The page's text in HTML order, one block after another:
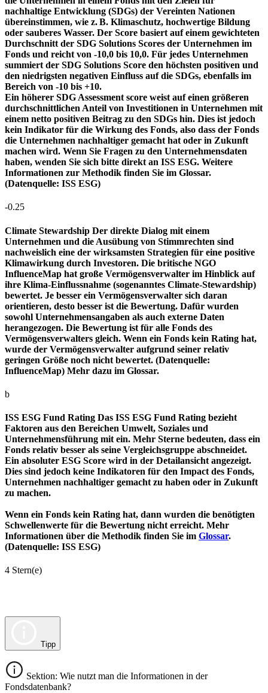
nachhaltige Entwicklung (SDGs) der Vereinten Nationen
übereinstimmen, wie z. B. Klimaschutz, hochwertige Bildung
oder sauberes Wasser. Der Score basiert auf einem gewichteten
Durchschnitt der SDG Solutions Scores der Unternehmen im
Fonds und reicht von -10,0 bis 10,0. Für jedes Unternehmen
summiert der SDG Solutions Score den höchsten positiven und
den niedrigsten negativen Einfluss auf die SDGs, ebenfalls im
Bereich von -10 bis +10.
Ein höherer SDG Assessment score weist auf einen größeren
durchschnittlichen Anteil von Investitionen in Unternehmen mit
einem netto positiven Beitrag zu den SDGs hin. Dies ist jedoch
kein Indikator für die Wirkung des Fonds, also dass der Fonds
die Unternehmen nachhaltiger gemacht hat oder in Zukunft
machen wird. Wenn Sie Fragen zu den Unternehmensdaten
haben, wenden Sie sich bitte direkt an ISS ESG. Weitere
Informationen zur Methodik finden Sie im Glossar.
(Datenquelle: ISS ESG)
-0.25
Climate Stewardship Der direkte Dialog mit einem
Unternehmen und die Ausübung von Stimmrechten sind
nachweislich eine der wirksamsten Strategien für eine positive
Klimawirkung durch Investoren. Die britische NGO
InfluenceMap hat große Vermögensverwalter im Hinblick auf
ihre Klima-Einflussnahme (sogenanntes Climate-Stewardship)
bewertet. Je besser ein Vermögensverwalter sich daran
orientieren, desto besser ist die Bewertung. Dafür wurden
sowohl Unternehmensangaben als auch externe Daten
herangezogen. Die Bewertung ist für alle Fonds des
Vermögensverwalters gleich. Wenn ein Fonds kein Rating hat,
wurde der Vermögensverwalter aufgrund seiner relativ
geringen Größe noch nicht bewertet. (Datenquelle:
InfluenceMap) Mehr dazu im Glossar.
b
ISS ESG Fund Rating Das ISS ESG Fund Rating bezieht
Faktoren aus den Bereichen Umwelt, Soziales und
Unternehmensführung mit ein. Mehr Sterne bedeuten, dass ein
Fonds relativ besser als seine Vergleichsgruppe abschneidet.
Ein absoluter ESG Score wird in der Detailansicht angezeigt.
Dies sind jedoch keine Indikatoren für den Impact des Fonds,
Unternehmen nachhaltiger gemacht zu haben oder in Zukunft
zu machen.
Wenn ein Fonds kein Rating hat, dann wurden die benötigten
Schwellenwerte für die Bewertung nicht erreicht. Mehr
Informationen über die Methodik finden Sie im Glossar.
(Datenquelle: ISS ESG)
4 Stern(e)
Tipp
Sektion: Wie nutzt man die Informationen in der
Fondsdatenbank?